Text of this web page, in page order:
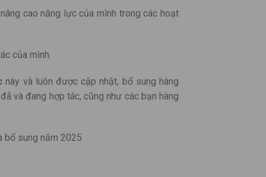
cao năng lực của mình trong các hoạt
của mình.
này và luôn được cập nhật, bổ sung hàng
và đang hợp tác, cũng như các bạn hàng
bổ sung năm 2025